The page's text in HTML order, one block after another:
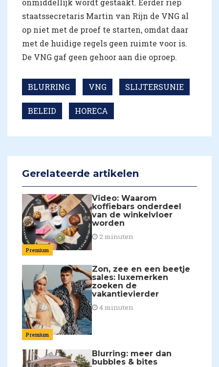
onmiddellijk wordt gestaakt. Eerder riep
staatssecretaris Martin van Rijn de VNG al
op niet met de proef te starten, omdat daar
met de huidige regels geen ruimte voor is.
De VNG gaf geen gehoor aan die oproep.
BLURRING VNG SLIJTERSUNIE
BELEID HORECA
Gerelateerde artikelen
Premium
Video: Waarom
koffiebars onderdeel
van de winkelvloer
worden
2 minuten
Premium
Zon, zee en een beetje
sales: luxemerken
zoeken de
vakantievierder
4 minuten
Blurring: meer dan
bubbles & bites